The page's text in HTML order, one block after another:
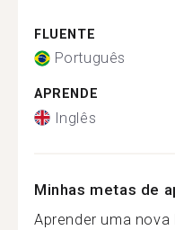
FLUENTE
Português
APRENDE
Inglês
Minhas metas de
Aprender uma nova